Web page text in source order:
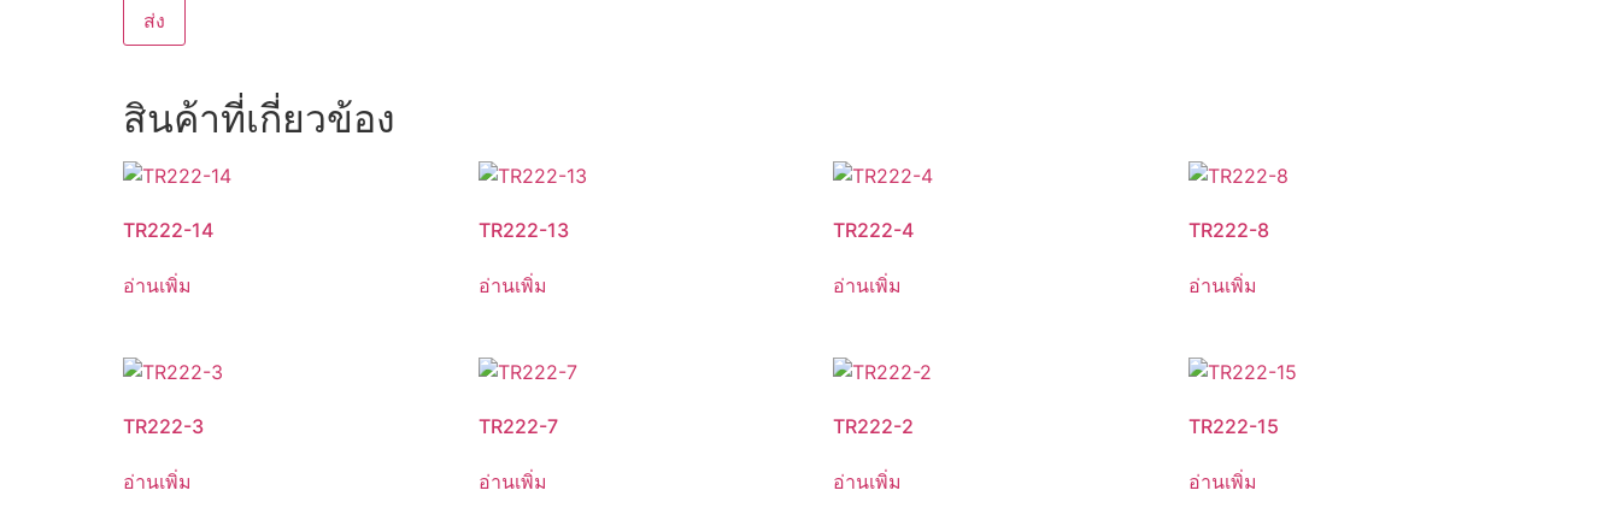
สินค้าที่เกี่ยวข้อง
TR222-14
อ่านเพิ่ม
TR222-13
อ่านเพิ่ม
TR222-4
อ่านเพิ่ม
TR222-8
อ่านเพิ่ม
TR222-3
อ่านเพิ่ม
TR222-7
อ่านเพิ่ม
TR222-2
อ่านเพิ่ม
TR222-15
อ่านเพิ่ม